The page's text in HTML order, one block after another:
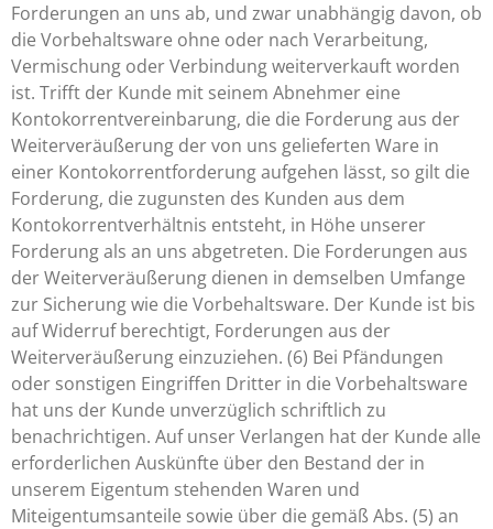
Forderungen an uns ab, und zwar unabhängig davon, ob
die Vorbehaltsware ohne oder nach Verarbeitung,
Vermischung oder Verbindung weiterverkauft worden
ist. Trifft der Kunde mit seinem Abnehmer eine
Kontokorrentvereinbarung, die die Forderung aus der
Weiterveräußerung der von uns gelieferten Ware in
einer Kontokorrentforderung aufgehen lässt, so gilt die
Forderung, die zugunsten des Kunden aus dem
Kontokorrentverhältnis entsteht, in Höhe unserer
Forderung als an uns abgetreten. Die Forderungen aus
der Weiterveräußerung dienen in demselben Umfange
zur Sicherung wie die Vorbehaltsware. Der Kunde ist bis
auf Widerruf berechtigt, Forderungen aus der
Weiterveräußerung einzuziehen. (6) Bei Pfändungen
oder sonstigen Eingriffen Dritter in die Vorbehaltsware
hat uns der Kunde unverzüglich schriftlich zu
benachrichtigen. Auf unser Verlangen hat der Kunde alle
erforderlichen Auskünfte über den Bestand der in
unserem Eigentum stehenden Waren und
Miteigentumsanteile sowie über die gemäß Abs. (5) an